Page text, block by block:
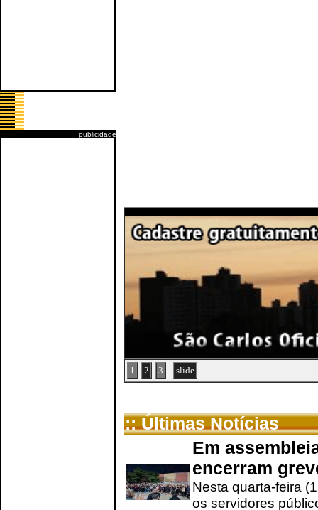
publicidade
1 2 3 slide
:: Últimas Notícias
Em
encerram
Nesta quarta-feira
os servidores